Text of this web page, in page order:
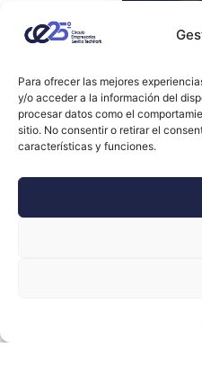
Para ofrecer las mejores
y/o acceder a la información del
procesar datos como el
sitio. No consentir o retirar el
características y funciones.